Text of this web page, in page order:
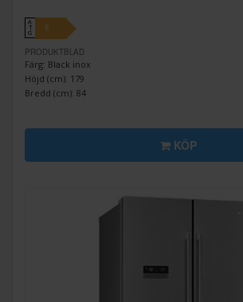
A
↑
G
E
PRODUKTBLAD
Färg: Black inox
Höjd (cm): 179
Bredd (cm): 84
KÖP